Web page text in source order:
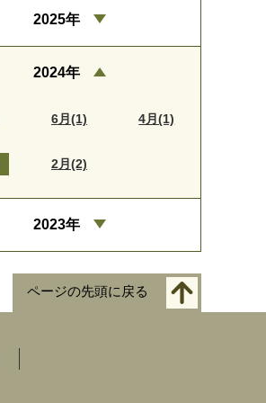
2025年
2024年
6月(1) 4月(1)
2月(2)
2023年
ページの先頭に戻る